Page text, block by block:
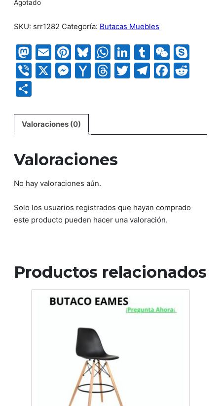
Agotado
SKU: srr1282 Categoría: Butacas Muebles
Mastodon
EmailPinterest
Bluesky
WhatsApp
LinkedIn
Tumblr
Viber
X Messenger
Yahoo
Threads
Twitter
Telegram
Valoraciones (0)
Valoraciones
No hay valoraciones aún.
Solo los usuarios registrados que hayan comprado
este producto pueden hacer una valoración.
Productos relacionados